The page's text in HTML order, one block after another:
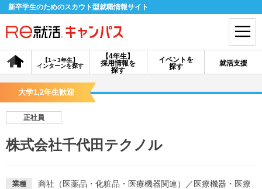
新卒学生のためのスカウト型就職情報サイト
【4年生】
採用情報を
探す
【1～3年生】
インターンを探す
イベントを
探す
就活支援
会員登録 ログイン
探す
大学1,2年生歓迎
正社員
株式会社千代田テクノル
業種 商社（医薬品・化粧品・医療機器関連） ／ 医療機器・医療